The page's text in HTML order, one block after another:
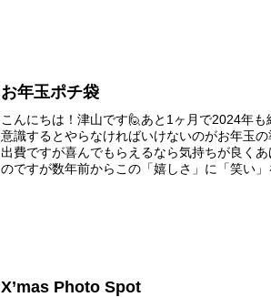
お年玉ポチ袋
こんにちは！津山です🙋あと1ヶ月で2024年
意識するとやらなければいけないのがお年玉
出費ですが喜んでもらえるなら気持ちが良く
のですが数年前からこの「嬉しさ」に「笑い」
X’mas Photo Spot